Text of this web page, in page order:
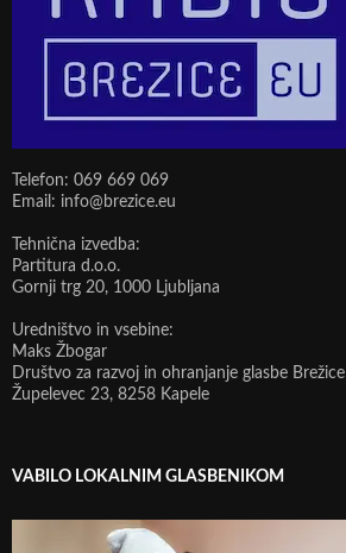
Telefon: 069 669 069
Email: info@brezice.eu
Tehnična izvedba:
Partitura d.o.o.
Gornji trg 20, 1000 Ljubljana
Uredništvo in vsebine:
Maks Žbogar
Društvo za razvoj in ohranjanje glasbe Brežice
Župelevec 23, 8258 Kapele
VABILO LOKALNIM GLASBENIKOM